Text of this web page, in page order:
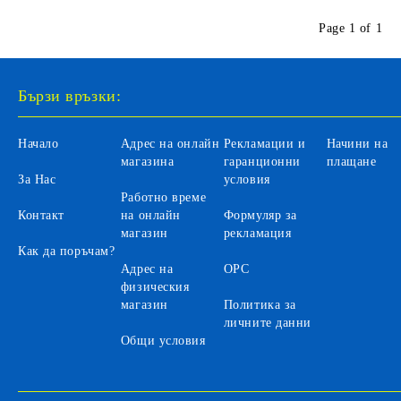
Page 1 of 1
Бързи връзки:
Начало
За Нас
Контакт
Как да поръчам?
Адрес на онлайн
магазина
Работно време
на онлайн
магазин
Адрес на
физическия
магазин
Общи условия
Рекламации и
гаранционни
условия
Формуляр за
рекламация
ОРС
Политика за
личните данни
Начини на
плащане